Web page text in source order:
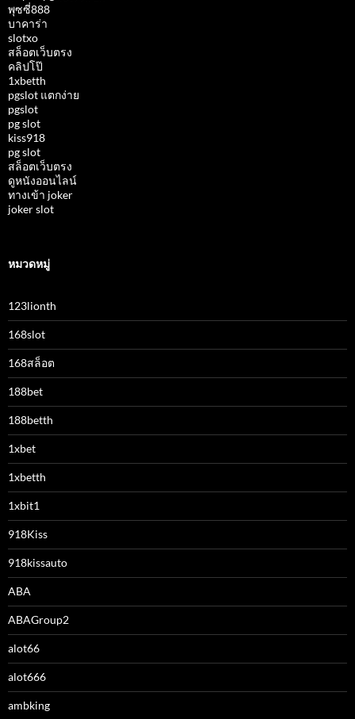
พุซซี่888
บาคาร่า
slotxo
สล็อตเว็บตรง
คลิปโป๊
1xbetth
pgslot แตกง่าย
pgslot
pg slot
kiss918
pg slot
สล็อตเว็บตรง
ดูหนังออนไลน์
ทางเข้า joker
joker slot
หมวดหมู่
123lionth
168slot
168สล็อต
188bet
188betth
1xbet
1xbetth
1xbit1
918Kiss
918kissauto
ABA
ABAGroup2
alot66
alot666
ambking